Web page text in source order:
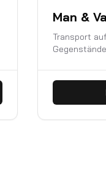
Man &
Transport